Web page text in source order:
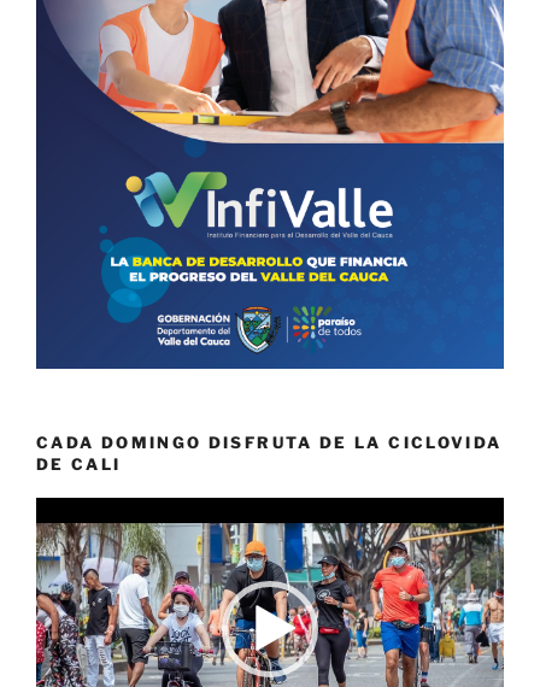
CADA DOMINGO DISFRUTA DE LA CICLOVIDA
DE CALI
de
vídeo